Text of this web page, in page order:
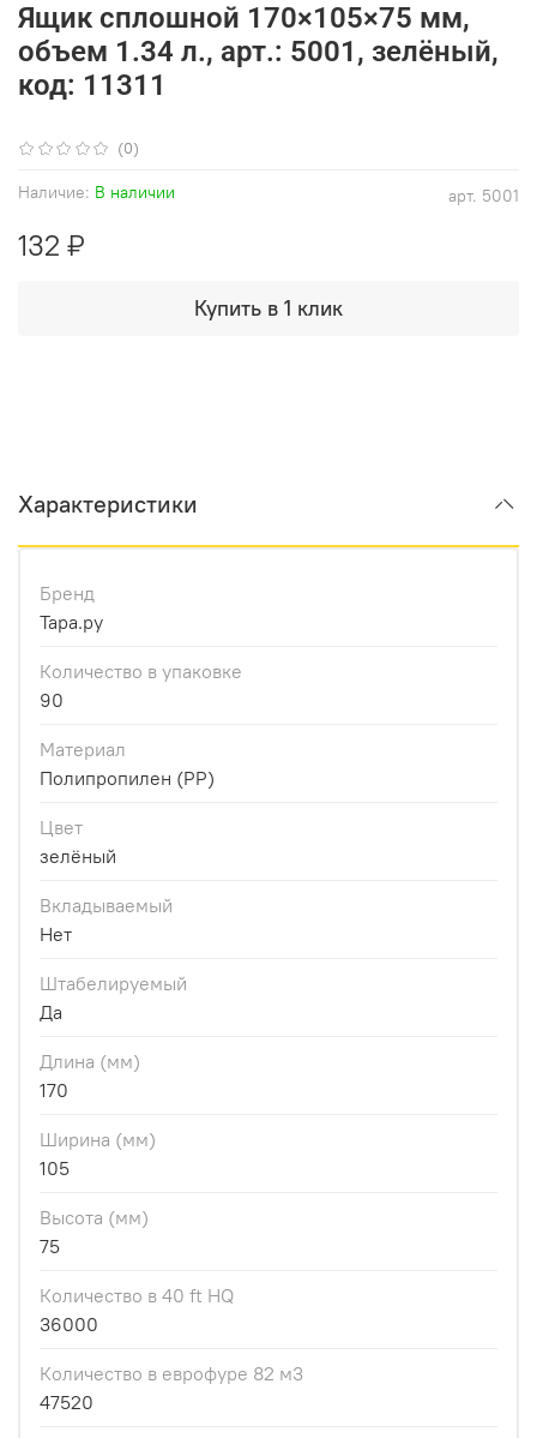
(0)
арт. 5001
Наличие: В наличии
Ящик сплошной 170×105×75 мм,
объем 1.34 л., арт.: 5001, зелёный,
код: 11311
132 ₽
Купить в 1 клик
Характеристики
Бренд
Тара.ру
Количество в упаковке
90
Материал
Полипропилен (PP)
Цвет
зелёный
Вкладываемый
Нет
Штабелируемый
Да
Длина (мм)
170
Ширина (мм)
105
Высота (мм)
75
Количество в 40 ft HQ
36000
Количество в еврофуре 82 м3
47520